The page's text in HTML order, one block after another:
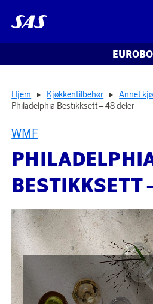
Hjem Kjøkkentilbehør
Annet
Philadelphia Bestikksett – 48 deler
WMF
BESTIKKSETT